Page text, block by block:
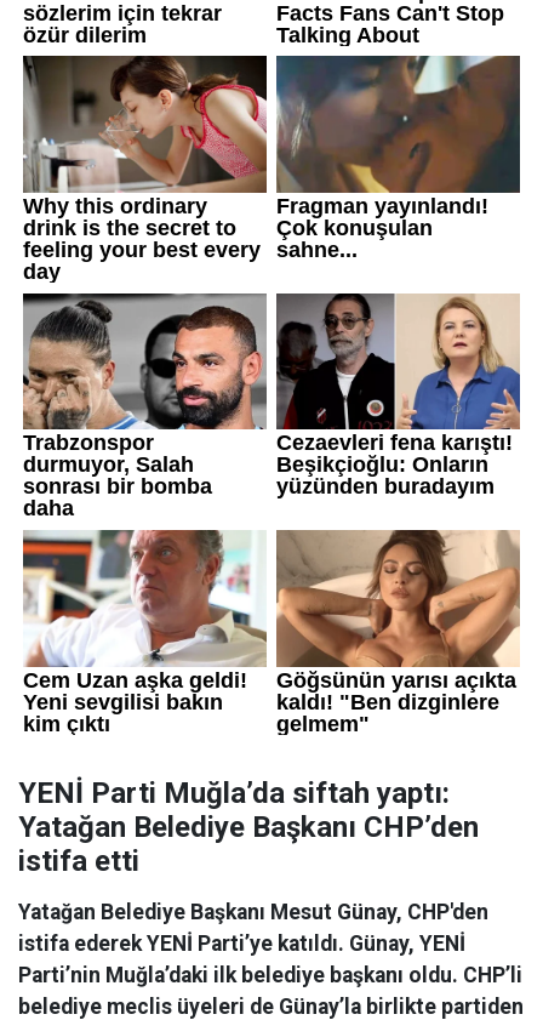
YENİ Parti Muğla’da siftah yaptı:
Yatağan Belediye Başkanı CHP’den
istifa etti
Yatağan Belediye Başkanı Mesut Günay, CHP'den
istifa ederek YENİ Parti’ye katıldı. Günay, YENİ
Parti’nin Muğla’daki ilk belediye başkanı oldu. CHP’li
belediye meclis üyeleri de Günay’la birlikte partiden